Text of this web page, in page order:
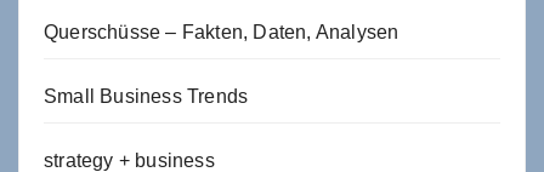
Querschüsse – Fakten, Daten, Analysen
Small Business Trends
strategy + business